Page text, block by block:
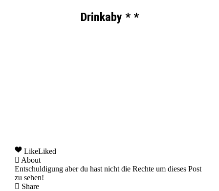
Drinkaby * *
LikeLiked
About
Entschuldigung aber du hast nicht die Rechte um dieses Post
zu sehen!
Share